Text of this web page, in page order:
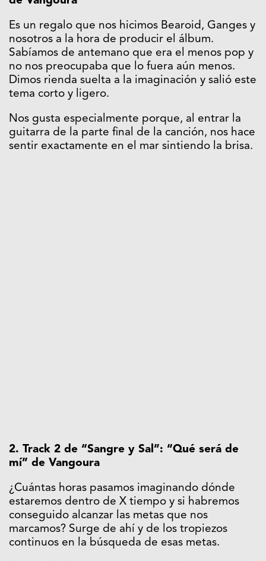
Es un regalo que nos hicimos Bearoid, Ganges y
nosotros a la hora de producir el álbum.
Sabíamos de antemano que era el menos pop y
no nos preocupaba que lo fuera aún menos.
Dimos rienda suelta a la imaginación y salió este
tema corto y ligero.
Nos gusta especialmente porque, al entrar la
guitarra de la parte final de la canción, nos hace
sentir exactamente en el mar sintiendo la brisa.
2. Track 2 de “Sangre y Sal”: “Qué será de
mí” de Vangoura
¿Cuántas horas pasamos imaginando dónde
estaremos dentro de X tiempo y si habremos
conseguido alcanzar las metas que nos
marcamos? Surge de ahí y de los tropiezos
continuos en la búsqueda de esas metas.